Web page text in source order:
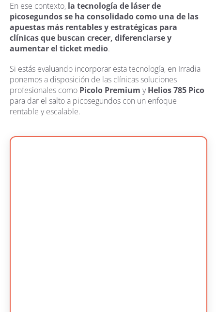
En ese contexto, la tecnología de láser de
picosegundos se ha consolidado como una de las
apuestas más rentables y estratégicas para
clínicas que buscan crecer, diferenciarse y
aumentar el ticket medio.
Si estás evaluando incorporar esta tecnología, en Irradia
ponemos a disposición de las clínicas soluciones
profesionales como Picolo Premium yHelios 785 Pico
para dar el salto a picosegundos con un enfoque
rentable y escalable.